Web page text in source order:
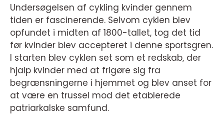
Undersøgelsen af cykling kvinder gennem
tiden er fascinerende. Selvom cyklen blev
opfundet i midten af 1800-tallet, tog det tid
før kvinder blev accepteret i denne sportsgren.
I starten blev cyklen set som et redskab, der
hjalp kvinder med at frigøre sig fra
begrænsningerne i hjemmet og blev anset for
at være en trussel mod det etablerede
patriarkalske samfund.